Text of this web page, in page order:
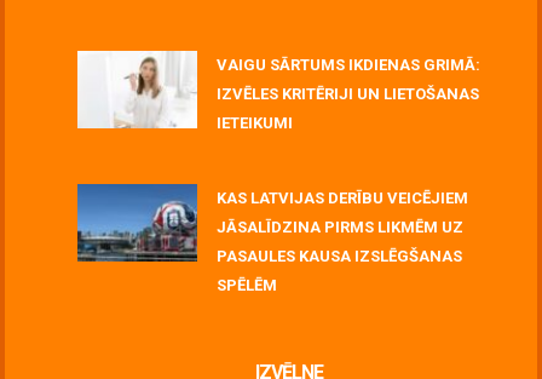
VAIGU SĀRTUMS IKDIENAS GRIMĀ:
IZVĒLES KRITĒRIJI UN LIETOŠANAS
IETEIKUMI
KAS LATVIJAS DERĪBU VEICĒJIEM
JĀSALĪDZINA PIRMS LIKMĒM UZ
PASAULES KAUSA IZSLĒGŠANAS
SPĒLĒM
IZVĒLNE